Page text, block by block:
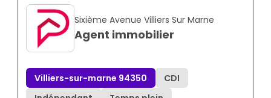
Sixième Avenue Villiers Sur Marne
Agent immobilier
Villiers-sur-marne 94350
CDI